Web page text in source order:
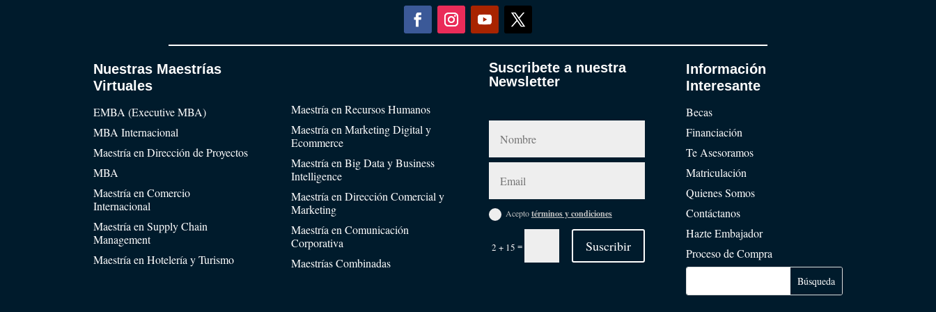
Nuestras Maestrías
Virtuales
EMBA (Executive MBA)
MBA Internacional
Maestría en Dirección de Proyectos
MBA
Maestría en Comercio
Internacional
Maestría en Supply Chain
Management
Maestría en Hotelería y Turismo
Maestría en Recursos Humanos
Maestría en Marketing Digital y
Ecommerce
Maestría en Big Data y Business
Intelligence
Maestría en Dirección Comercial y
Marketing
Maestría en Comunicación
Corporativa
Maestrías Combinadas
Suscribete a nuestra
Newsletter
Aceptotérminos y condiciones
2 + 15 = Suscribir
Información
Interesante
Becas
Financiación
Te Asesoramos
Matriculación
Quienes Somos
Contáctanos
Hazte Embajador
Proceso de Compra